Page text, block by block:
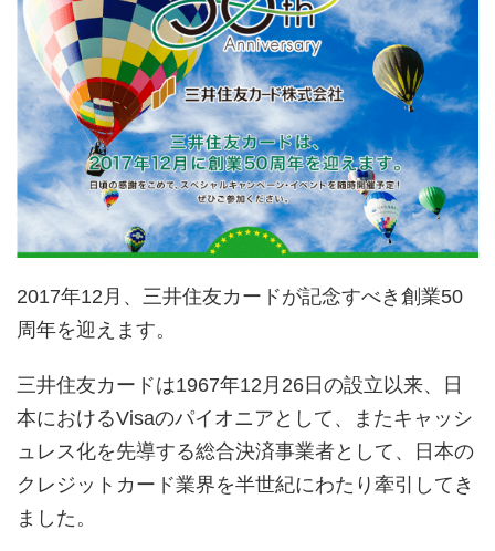
2017年12月、三井住友カードが記念すべき創業50
周年を迎えます。
三井住友カードは1967年12月26日の設立以来、日
本におけるVisaのパイオニアとして、またキャッシ
ュレス化を先導する総合決済事業者として、日本の
クレジットカード業界を半世紀にわたり牽引してき
ました。